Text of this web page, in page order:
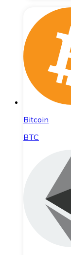
Bitcoin
BTC